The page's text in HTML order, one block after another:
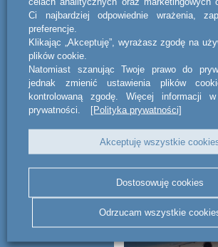
service'
spółki typu „aircraft
service” zajmującej
samolotów,
Ci najbardziej odpowiednie wrażenia,
preferencje.
Klikając „Akceptuję”, wyrażasz zgodę na
plików cookie.
Natomiast szanując Twoje prawo do
jednak zmienić ustawienia plików
kontrolowaną zgodę. Więcej informacji
prywatności.
[Polityka prywatności]
Akceptuję wszystkie
Dostosowuję cookies
Odrzucam wszystkie